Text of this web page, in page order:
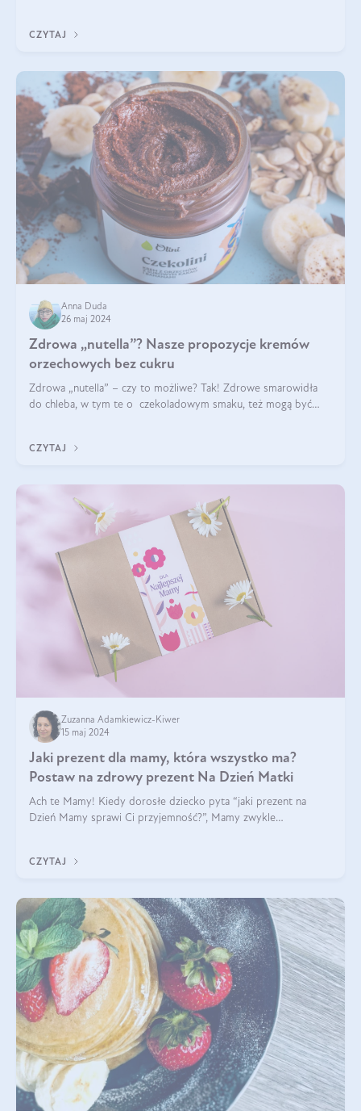
CZYTAJ
Anna Duda
26 maj 2024
Zdrowa „nutella”? Nasze propozycje kremów
orzechowych bez cukru
Zdrowa „nutella” – czy to możliwe? Tak! Zdrowe smarowidła
do chleba, w tym te o czekoladowym smaku, też mogą być
CZYTAJ
Zuzanna Adamkiewicz-Kiwer
15 maj 2024
Jaki prezent dla mamy, która wszystko ma?
Postaw na zdrowy prezent Na Dzień Matki
Ach te Mamy! Kiedy dorosłe dziecko pyta “jaki prezent na
Dzień Mamy sprawi Ci przyjemność?”, Mamy zwykle
CZYTAJ